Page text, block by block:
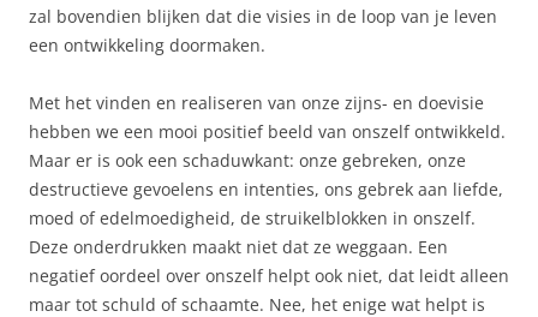
zal bovendien blijken dat die visies in de loop van je leven
een ontwikkeling doormaken.
Met het vinden en realiseren van onze zijns- en doevisie
hebben we een mooi positief beeld van onszelf ontwikkeld.
Maar er is ook een schaduwkant: onze gebreken, onze
destructieve gevoelens en intenties, ons gebrek aan liefde,
moed of edelmoedigheid, de struikelblokken in onszelf.
Deze onderdrukken maakt niet dat ze weggaan. Een
negatief oordeel over onszelf helpt ook niet, dat leidt alleen
maar tot schuld of schaamte. Nee, het enige wat helpt is